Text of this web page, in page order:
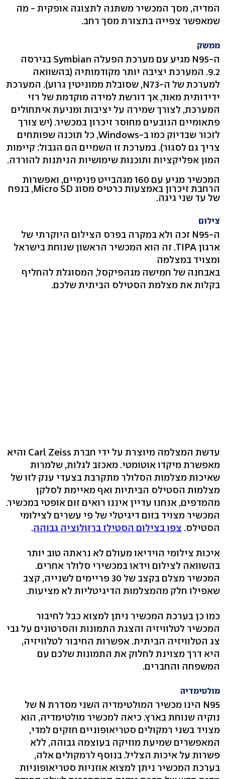
המדיה, מסך המכשיר משתנה לתצוגה אופקית - מה
שמאפשר צפייה בתצורת מסך רחב.
ממשק
ה-N95 מגיע עם מערכת הפעלה Symbian בגירסה
9.2. המערכת יציבה יותר מקודמותיה (בהשוואה
למערכת של ה-N73, שסובלת ממוניטין גרוע). המערכת
ידידותית מאוד, אך דורשת למידה מוקדמת של רזי
המערכת, לצורך שמירה על יציבות ומניעת איתחולים
פתאומיים הנובעים מחוסר זיכרון במכשיר. (יש צורך
לזכור שבדיוק כמו ב-Windows, כל תוכנה שפותחים
צריך גם לסגור). במערכת זו השמיים הם הגבול: קיימות
המון אפליקציות ותוכנות שימושיות הניתנות להורדה.
המכשיר מגיע עם 160 מגהבייט פנימיים, ואפשרות
הרחבת זיכרון באמצעות כרטיס מסוג Micro SD, בנפח
של עד שני גיגה.
צילום
ה-N95 זכה ולא במקרה בפרס הצילום היוקרתי של
ארגון TIPA. זה הוא המכשיר הראשון שנוחת בישראל
ומצויד במצלמה
באבחנה של חמישה מגהפיקסל, המסוגלת להחליף
בקלות את מצלמת הסטילס הביתית שלכם.
עדשת המצלמה מיוצרת על ידי חברת Carl Zeiss והיא
מאפשרת מיקדו אוטומטי. מאכזב לגלות, שלמרות
שאיכות מצלמות הסלולר מתקרבת בצעדי ענק לזו של
מצלמות הסטילס הביתיות ואף מאיימת לסלקן
מהמדפים, אנחנו עדיין איננו רואים זום אופטי במכשיר.
המכשיר מצויד בזום דיגיטלי של פי עשרים לצילומי
הסטילס. צפו בצילום הסטילז ברזולוציה גבוהה.
איכות צילומי הוידיאו מעולם לא נראתה טוב יותר
בהשוואה לצילום וידאו במכשירי סלולר אחרים.
המכשיר מצלם בקצב של 30 פריימים לשנייה, קצב
שאפילו חלק מהמצלמות הדיגיטליות לא מציעות.
כמו כן בערכת המכשיר ניתן למצוא כבל לחיבור
המכשיר לטלוויזיה והצגת התמונות והסרטונים על גבי
צג הטלוויזיה הביתית. אפשרות החיבור לטלוויזיה,
היא דרך מצוינת לחלוק את התמונות שלכם עם
המשפחה והחברים.
מולטימדיה
N95 הינו מכשיר המולטימדיה השני מסדרת N של
נוקיה שנוחת בארץ. כיאה למכשיר מולטימדיה, הוא
מצויד בשני רמקולים סטריאופוניים חזקים למדי,
המאפשרים שמיעת מוזיקה בעוצמה גבוהה, ללא
פשרות על איכות הצליל. בנוסף לרמקולים אלה,
בערכת המכשיר ניתן למצוא אוזניות סטריאופוניות